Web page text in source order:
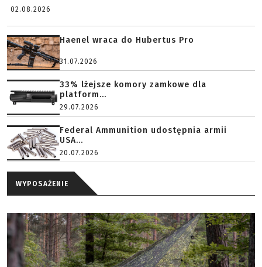
02.08.2026
Haenel wraca do Hubertus Pro
31.07.2026
33% lżejsze komory zamkowe dla
platform...
29.07.2026
Federal Ammunition udostępnia armii
USA...
20.07.2026
WYPOSAŻENIE